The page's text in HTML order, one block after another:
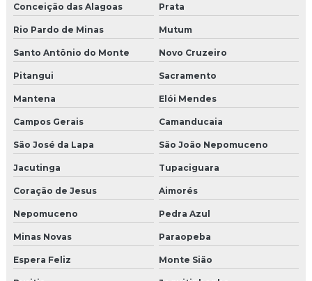
Conceição das Alagoas Prata
Rio Pardo de Minas Mutum
Santo Antônio do Monte Novo Cruzeiro
Pitangui Sacramento
Mantena Elói Mendes
Campos Gerais Camanducaia
São José da Lapa São João Nepomuceno
Jacutinga Tupaciguara
Coração de Jesus Aimorés
Nepomuceno Pedra Azul
Minas Novas Paraopeba
Espera Feliz Monte Sião